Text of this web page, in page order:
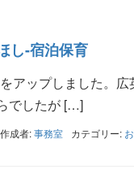
し-宿泊保育
アップしました。
でしたが […]
作成者:事務室 カテゴリー: